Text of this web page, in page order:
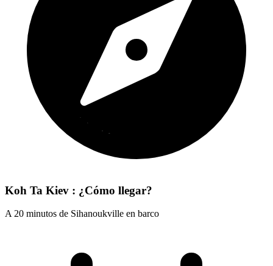
Koh Ta Kiev : ¿Cómo llegar?
A 20 minutos de Sihanoukville en barco